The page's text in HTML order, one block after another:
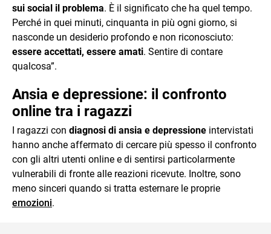
sui social il problema. È il significato che ha quel tempo.
Perché in quei minuti, cinquanta in più ogni giorno, si
nasconde un desiderio profondo e non riconosciuto:
essere accettati, essere amati. Sentire di contare
qualcosa”.
Ansia e depressione: il confronto
online tra i ragazzi
I ragazzi con diagnosi di ansia e depressione intervistati
hanno anche affermato di cercare più spesso il confronto
con gli altri utenti online e di sentirsi particolarmente
vulnerabili di fronte alle reazioni ricevute. Inoltre, sono
meno sinceri quando si tratta esternare le proprie
emozioni.